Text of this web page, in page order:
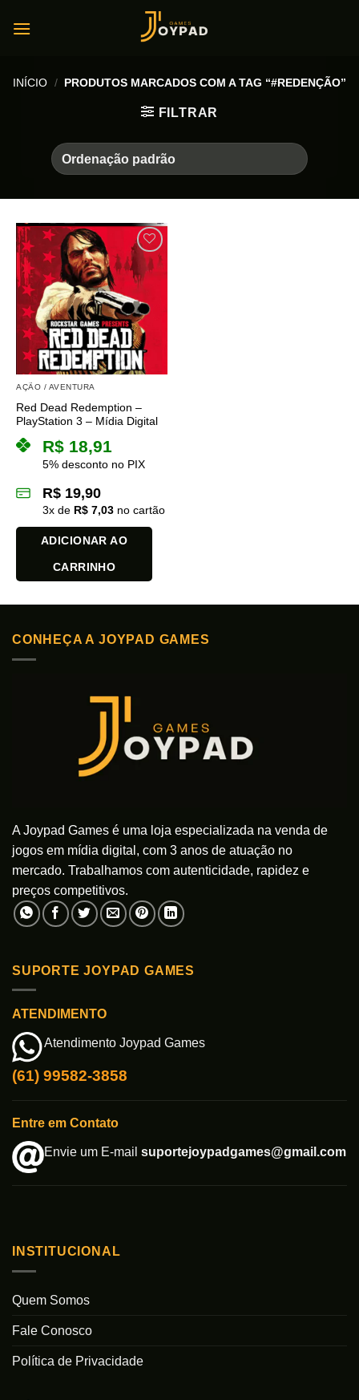
INÍCIO / PRODUTOS MARCADOS COM A TAG “#REDENÇÃO”
FILTRAR
AÇÃO / AVENTURA
Red Dead Redemption –
PlayStation 3 – Mídia Digital
R$ 18,91
5% desconto no PIX
R$ 19,90
3x de R$ 7,03 no cartão
ADICIONAR AO
CARRINHO
CONHEÇA A JOYPAD GAMES
A Joypad Games é uma loja especializada na venda de
jogos em mídia digital, com 3 anos de atuação no
mercado. Trabalhamos com autenticidade, rapidez e
preços competitivos.
SUPORTE JOYPAD GAMES
ATENDIMENTO
Atendimento Joypad Games
(61) 99582-3858
Entre em Contato
Envie um E-mail suportejoypadgames@gmail.com
INSTITUCIONAL
Quem Somos
Fale Conosco
Política de Privacidade